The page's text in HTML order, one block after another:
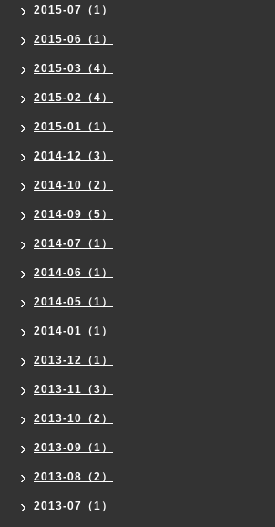
2015-07（1）
2015-06（1）
2015-03（4）
2015-02（4）
2015-01（1）
2014-12（3）
2014-10（2）
2014-09（5）
2014-07（1）
2014-06（1）
2014-05（1）
2014-01（1）
2013-12（1）
2013-11（3）
2013-10（2）
2013-09（1）
2013-08（2）
2013-07（1）